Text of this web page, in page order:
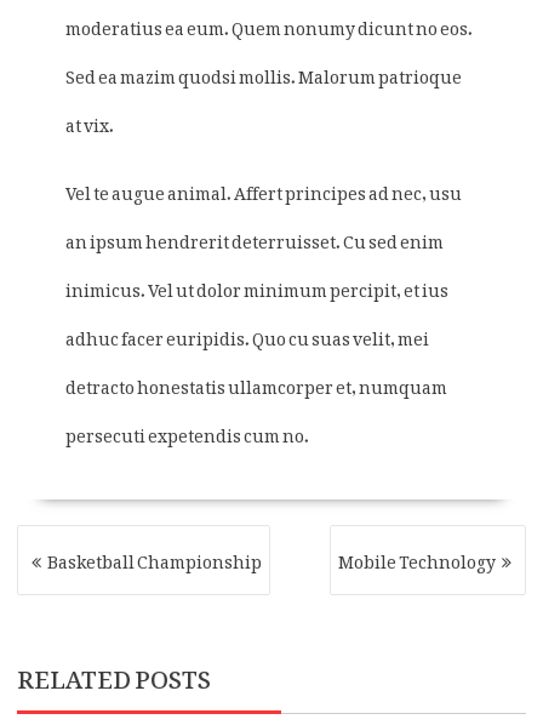
moderatius ea eum. Quem nonumy dicunt no eos.
Sed ea mazim quodsi mollis. Malorum patrioque
at vix.
Vel te augue animal. Affert principes ad nec, usu
an ipsum hendrerit deterruisset. Cu sed enim
inimicus. Vel ut dolor minimum percipit, et ius
adhuc facer euripidis. Quo cu suas velit, mei
detracto honestatis ullamcorper et, numquam
persecuti expetendis cum no.
POST
NAVIGATION
Basketball Championship Mobile Technology
RELATED POSTS